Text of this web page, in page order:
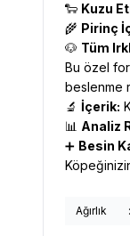
🐑 Kuzu
🌾 Pirinç
🐶 Tüm
Bu özel
beslenme
🔬 İçerik:
📊 Analiz
➕ Besin
Ağırlık :